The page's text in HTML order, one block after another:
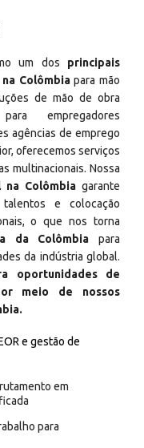
um dos principais
Colômbiapara mão
de mão de obra
empregadores
agências de emprego
oferecemos serviços
multinacionais. Nossa
na Colômbia garante
e colocação
o que nos torna
da Colômbia para
da indústria global.
oportunidades de
meio de nossos
e gestão de
em
para